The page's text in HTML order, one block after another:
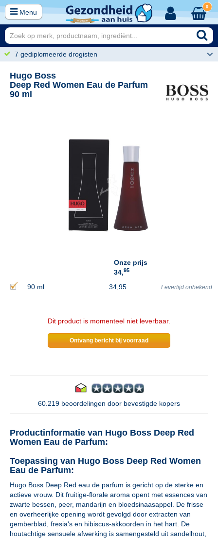
Menu
0
7 gediplomeerde drogisten
Hugo Boss
Deep Red Women Eau de Parfum
90 ml
Onze prijs
34,95
90 ml 34,95 Levertijd onbekend
Dit product is momenteel niet leverbaar.
Ontvang bericht bij voorraad
60.219 beoordelingen door bevestigde kopers
Productinformatie van Hugo Boss Deep Red
Women Eau de Parfum:
Toepassing van Hugo Boss Deep Red Women
Eau de Parfum:
Hugo Boss Deep Red eau de parfum is gericht op de sterke en
actieve vrouw. Dit fruitige-florale aroma opent met essences van
zwarte bessen, peer, mandarijn en bloedsinaasappel. De frisse
en overheerlijke opening wordt gevolgd door extracten van
gemberblad, fresia's en hibiscus-akkoorden in het hart. De
houtachtige sensuele afwerking is samengesteld uit sandelhout,